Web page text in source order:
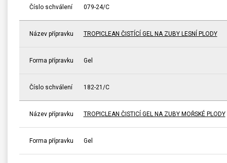
Číslo schválení 079-24/C
Název přípravku TROPICLEAN ČISTÍCÍ GEL NA ZUBY LESNÍ PLODY
Forma přípravku Gel
Číslo schválení 182-21/C
Název přípravku TROPICLEAN ČISTICÍ GEL NA ZUBY MOŘSKÉ PLODY
Forma přípravku Gel